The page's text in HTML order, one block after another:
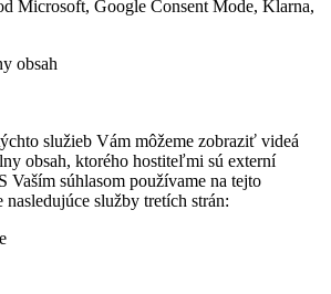
Microsoft, Google Consent Mode, Klarna,
obsah
služieb Vám môžeme zobraziť videá
obsah, ktorého hostiteľmi sú externí
Vaším súhlasom používame na tejto
služby tretích strán: